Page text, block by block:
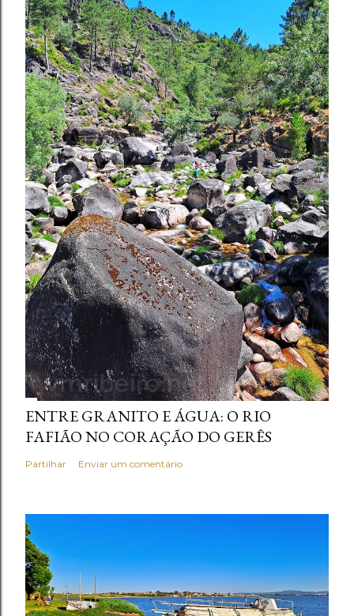
ENTRE GRANITO E ÁGUA: O RIO
FAFIÃO NO CORAÇÃO DO GERÊS
Partilhar Enviar um comentário